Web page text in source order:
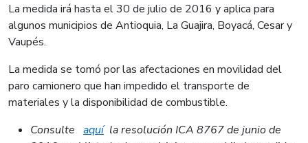
La medida irá hasta el 30 de julio de 2016 y aplica para
algunos municipios de Antioquia, La Guajira, Boyacá, Cesar y
Vaupés.
La medida se tomó por las afectaciones en movilidad del
paro camionero que han impedido el transporte de
materiales y la disponibilidad de combustible.
Consulte aquíla resolución ICA 8767 de junio de